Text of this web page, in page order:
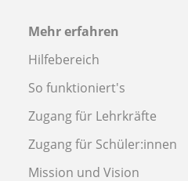
Mehr erfahren
Hilfebereich
So funktioniert's
Zugang für Lehrkräfte
Zugang für Schüler:innen
Mission und Vision